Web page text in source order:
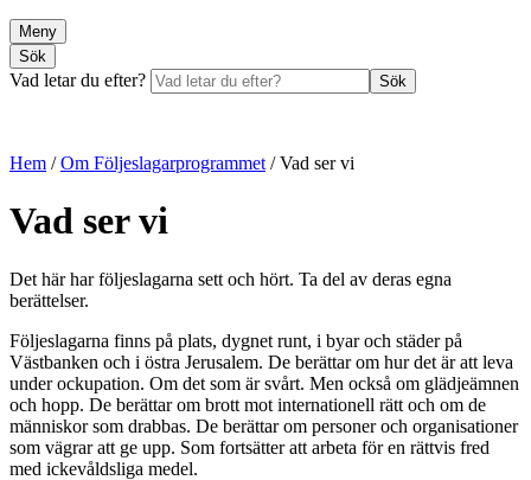
Meny
Sök
Vad letar du efter? Sök
Hem /Om Följeslagarprogrammet /Vad ser vi
Vad ser vi
Det här har följeslagarna sett och hört. Ta del av deras egna
berättelser.
Följeslagarna finns på plats, dygnet runt, i byar och städer på
Västbanken och i östra Jerusalem. De berättar om hur det är att leva
under ockupation. Om det som är svårt. Men också om glädjeämnen
och hopp. De berättar om brott mot internationell rätt och om de
människor som drabbas. De berättar om personer och organisationer
som vägrar att ge upp. Som fortsätter att arbeta för en rättvis fred
med ickevåldsliga medel.